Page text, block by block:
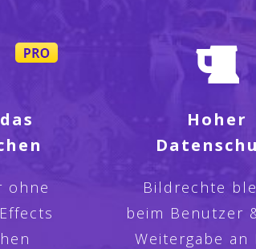
ohne
Hoher
Bildrechte
beim Benutzer
Weitergabe an